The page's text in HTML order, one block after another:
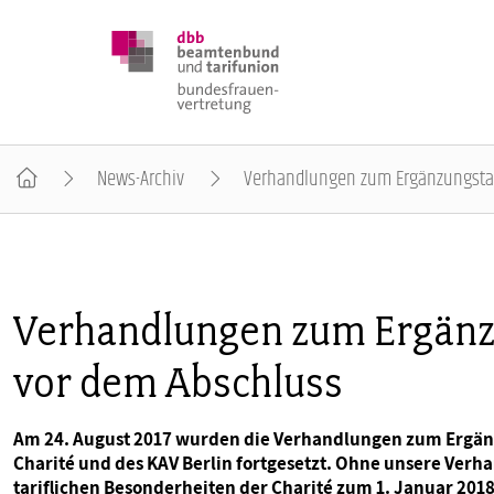
BUNDESTAGSWAHL 2025
POSITIONEN
SCHWERPUNKTTHEMEN
News-Archiv Verhandlungen zum
Verhandlungen zum
vor dem Abschluss
Am 24. August 2017 wurden die Verhandlungen zum
Charité und des KAV Berlin fortgesetzt. Ohne unsere
tariflichen Besonderheiten der Charité zum 1. Januar